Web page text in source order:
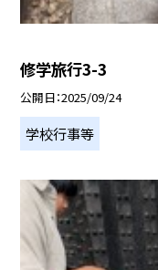
修学旅行3-3
公開日 2025/09/24
学校行事等